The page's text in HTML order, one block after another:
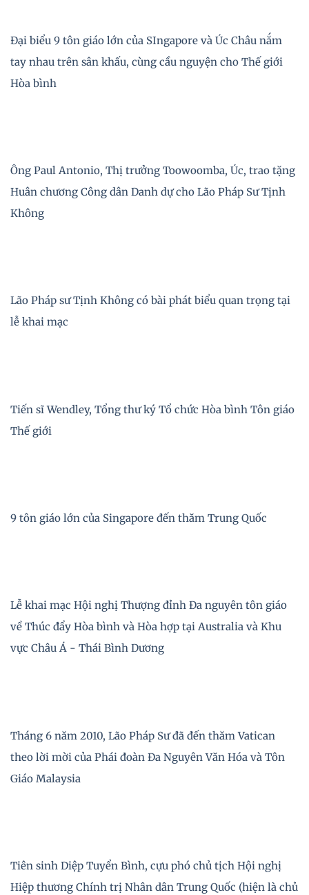
Đại biểu 9 tôn giáo lớn của SIngapore và Úc Châu nắm
tay nhau trên sân khấu, cùng cầu nguyện cho Thế giới
Hòa bình
Ông Paul Antonio, Thị trưởng Toowoomba, Úc, trao tặng
Huân chương Công dân Danh dự cho Lão Pháp Sư Tịnh
Không
Lão Pháp sư Tịnh Không có bài phát biểu quan trọng tại
lễ khai mạc
Tiến sĩ Wendley, Tổng thư ký Tổ chức Hòa bình Tôn giáo
Thế giới
9 tôn giáo lớn của Singapore đến thăm Trung Quốc
Lễ khai mạc Hội nghị Thượng đỉnh Đa nguyên tôn giáo
về Thúc đẩy Hòa bình và Hòa hợp tại Australia và Khu
vực Châu Á - Thái Bình Dương
Tháng 6 năm 2010, Lão Pháp Sư đã đến thăm Vatican
theo lời mời của Phái đoàn Đa Nguyên Văn Hóa và Tôn
Giáo Malaysia
Tiên sinh Diệp Tuyển Bình, cựu phó chủ tịch Hội nghị
Hiệp thương Chính trị Nhân dân Trung Quốc (hiện là chủ